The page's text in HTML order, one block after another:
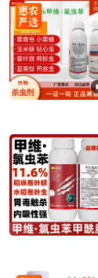
附近高**老板54分